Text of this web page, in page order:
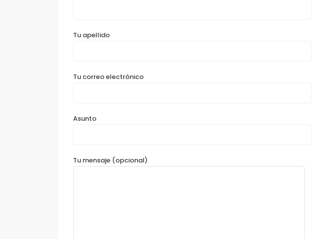
Tu apellido
Tu correo electrónico
Asunto
Tu mensaje (opcional)